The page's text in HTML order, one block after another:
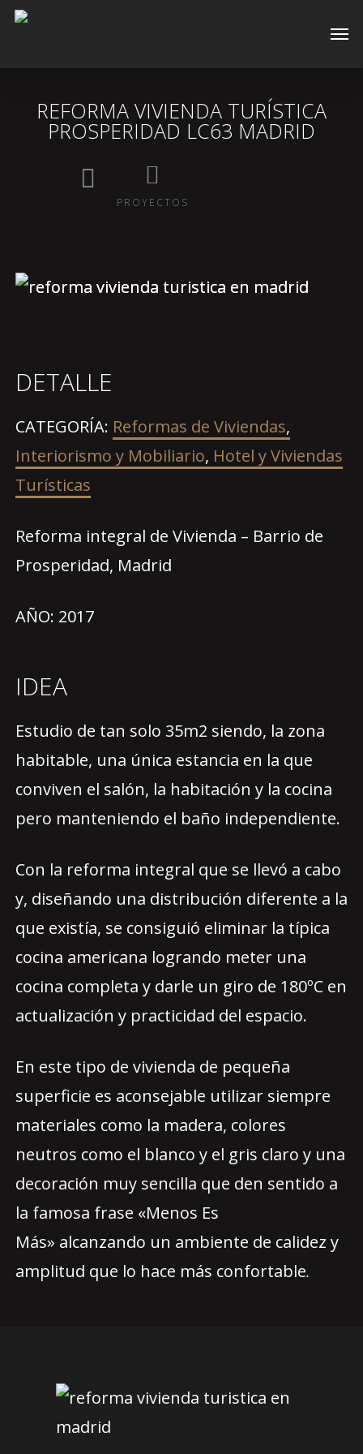
Skip
contentREFORMA VIVIENDA TURÍSTICA
PROSPERIDAD LC63 MADRID
DETALLE
CATEGORÍA: Reformas de Viviendas,
Interiorismo y Mobiliario, Hotel y Viviendas
Turísticas
Reforma integral de Vivienda – Barrio de
Prosperidad, Madrid
AÑO: 2017
IDEA
Estudio de tan solo 35m2 siendo, la zona
habitable, una única estancia en la que
conviven el salón, la habitación y la cocina
pero manteniendo el baño independiente.
Con la reforma integral que se llevó a cabo
y, diseñando una distribución diferente a la
que existía, se consiguió eliminar la típica
cocina americana logrando meter una
cocina completa y darle un giro de 180ºC en
actualización y practicidad del espacio.
En este tipo de vivienda de pequeña
superficie es aconsejable utilizar siempre
materiales como la madera, colores
neutros como el blanco y el gris claro y una
decoración muy sencilla que den sentido a
la famosa frase «Menos Es
Más» alcanzando un ambiente de calidez y
amplitud que lo hace más confortable.